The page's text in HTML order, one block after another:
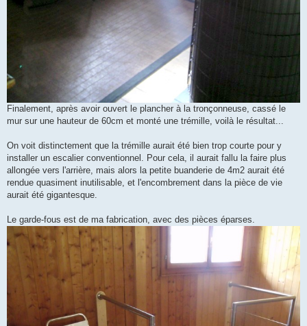
Finalement, après avoir ouvert le plancher à la tronçonneuse, cassé le
mur sur une hauteur de 60cm et monté une trémille, voilà le résultat...
On voit distinctement que la trémille aurait été bien trop courte pour y
installer un escalier conventionnel. Pour cela, il aurait fallu la faire plus
allongée vers l'arrière, mais alors la petite buanderie de 4m2 aurait été
rendue quasiment inutilisable, et l'encombrement dans la pièce de vie
aurait été gigantesque.
Le garde-fous est de ma fabrication, avec des pièces éparses.